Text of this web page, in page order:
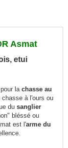
Asmat
etui
pour lachasse au
à l'ours ou
dusanglier
bléssé ou
est l'arme du